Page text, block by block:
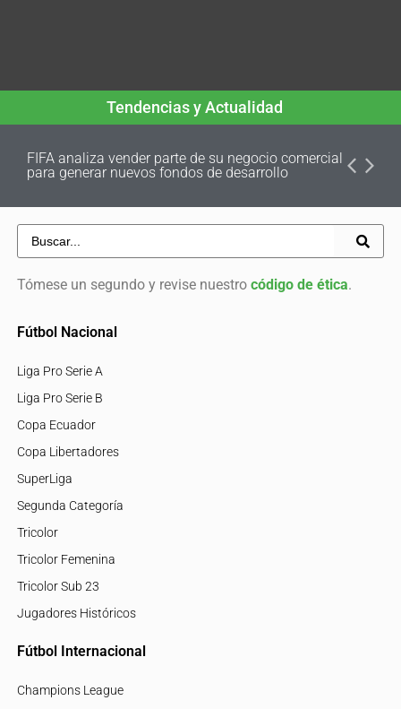
Tendencias y Actualidad
FIFA analiza vender parte de su negocio comercial
para generar nuevos fondos de desarrollo
Tómese un segundo y revise nuestro código de ética.
Fútbol Nacional
Liga Pro Serie A
Liga Pro Serie B
Copa Ecuador
Copa Libertadores
SuperLiga
Segunda Categoría
Tricolor
Tricolor Femenina
Tricolor Sub 23
Jugadores Históricos
Fútbol Internacional
Champions League